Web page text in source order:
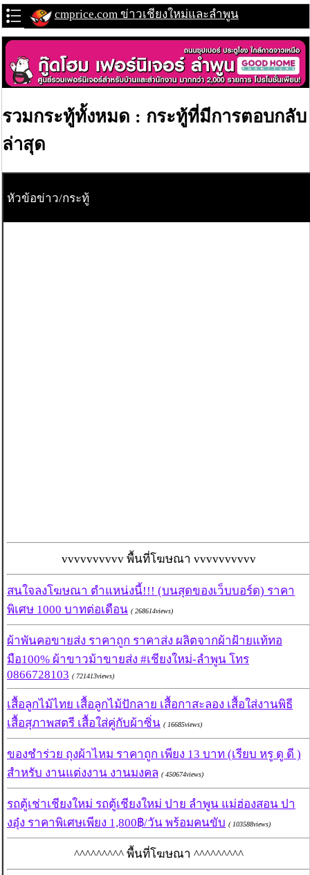
cmprice.com ข่าวเชียงใหม่และลำพูน
รวมกระทู้ทั้งหมด : กระทู้ที่มีการตอบกลับ
ล่าสุด
หัวข้อข่าว/กระทู้
vvvvvvvvvv พื้นที่โฆษณา vvvvvvvvvv
สนใจลงโฆษณา ตำแหน่งนี้!!! (บนสุดของเว็บบอร์ด) ราคา
พิเศษ 1000 บาทต่อเดือน ( 268614views)
ผ้าพันคอขายส่ง ราคาถูก ราคาส่ง ผลิตจากผ้าฝ้ายแท้ทอ
มือ100% ผ้าขาวม้าขายส่ง #เชียงใหม่-ลำพูน โทร
0866728103 ( 721413views)
เสื้อลูกไม้ไทย เสื้อลูกไม้ปักลาย เสื้อกาสะลอง เสื้อใส่งานพิธี
เสื้อสุภาพสตรี เสื้อใส่คู่กับผ้าซิ่น ( 16685views)
ของชำร่วย ถุงผ้าไหม ราคาถูก เพียง 13 บาท (เรียบ หรู ดู ดี )
สำหรับ งานแต่งงาน งานมงคล ( 450674views)
รถตู้เช่าเชียงใหม่ รถตู้เชียงใหม่ ปาย ลำพูน แม่ฮ่องสอน ปา
งอุ๋ง ราคาพิเศษเพียง 1,800฿/วัน พร้อมคนขับ ( 103588views)
^^^^^^^^^ พื้นที่โฆษณา ^^^^^^^^^